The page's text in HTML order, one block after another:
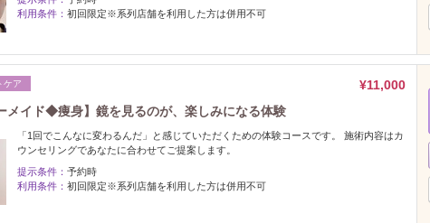
利用条件： 初回限定※系列店舗を利用した方は併用不可
ケア
¥11,000
メイド◆痩身】鏡を見るのが、楽しみになる体験
「1回でこんなに変わるんだ」と感じていただくための体験コースです。 施術内容はカ
ウンセリングであなたに合わせてご提案します。
提示条件： 予約時
利用条件： 初回限定※系列店舗を利用した方は併用不可